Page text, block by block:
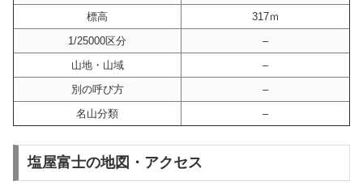
標高
317ｍ
1/25000区分
–
山地・山域
–
別の呼び方
–
名山分類
–
塩屋富士の地図・アクセス